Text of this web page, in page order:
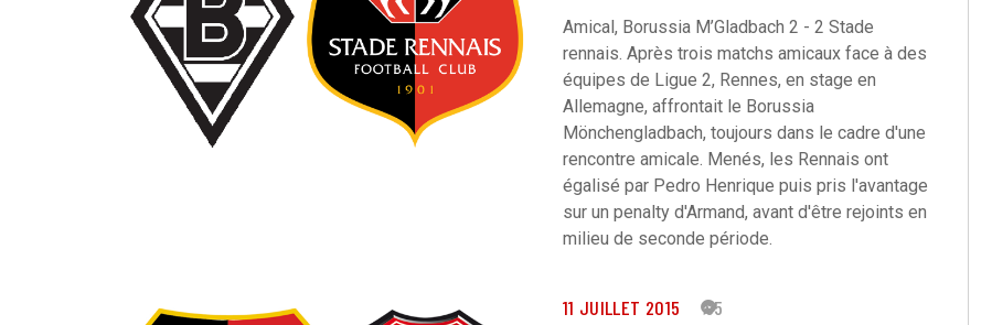
Amical, Borussia M’Gladbach 2 - 2 Stade
rennais. Après trois matchs amicaux face à des
équipes de Ligue 2, Rennes, en stage en
Allemagne, affrontait le Borussia
Mönchengladbach, toujours dans le cadre d'une
rencontre amicale. Menés, les Rennais ont
égalisé par Pedro Henrique puis pris l'avantage
sur un penalty d'Armand, avant d'être rejoints en
milieu de seconde période.
11 JUILLET 2015 95